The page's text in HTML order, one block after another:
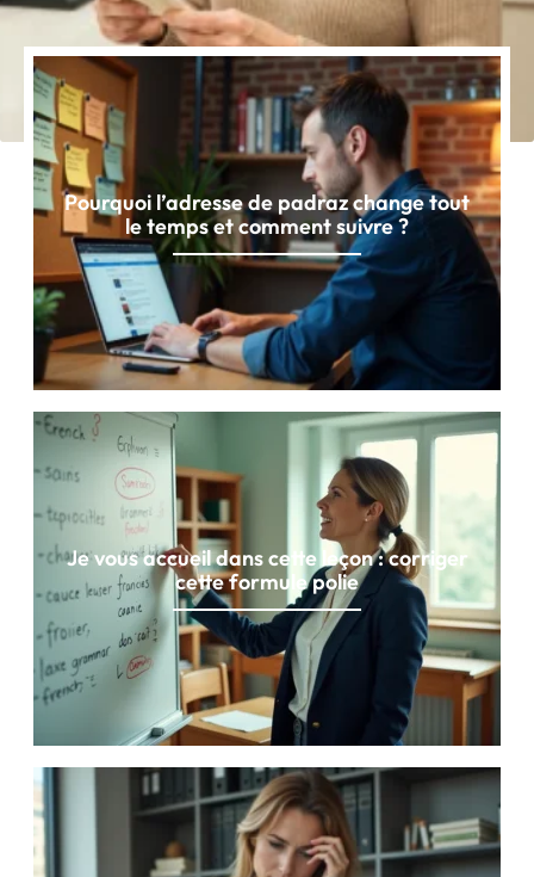
Pourquoi l’adresse de padraz change tout
le temps et comment suivre ?
Je vous accueil dans cette leçon : corriger
cette formule polie